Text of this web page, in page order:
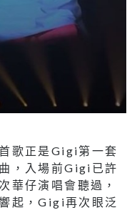
歌正是Gigi第一套
，入場前Gigi已許
華仔演唱會聽過，
起，Gigi再次眼泛